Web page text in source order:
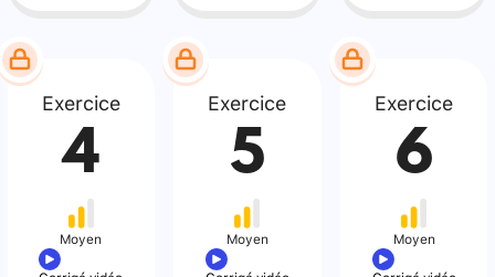
Exercice
4
Moyen
Exercice
5
Moyen
Exercice
6
Moyen